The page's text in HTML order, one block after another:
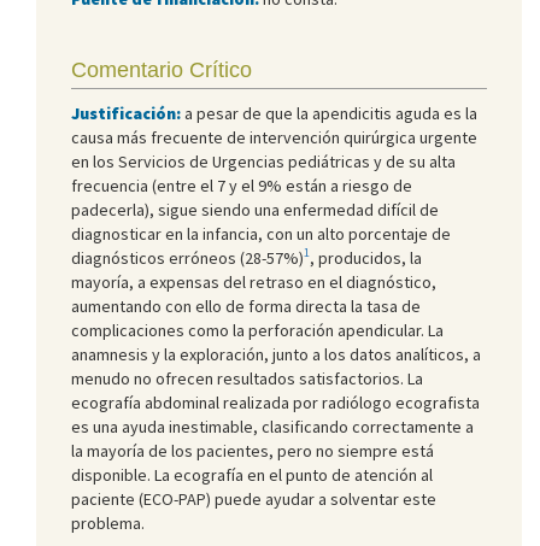
Comentario Crítico
Justificación:a pesar de que la apendicitis aguda es la
causa más frecuente de intervención quirúrgica urgente
en los Servicios de Urgencias pediátricas y de su alta
frecuencia (entre el 7 y el 9% están a riesgo de
padecerla), sigue siendo una enfermedad difícil de
diagnosticar en la infancia, con un alto porcentaje de
diagnósticos erróneos (28-57%)1, producidos, la
mayoría, a expensas del retraso en el diagnóstico,
aumentando con ello de forma directa la tasa de
complicaciones como la perforación apendicular. La
anamnesis y la exploración, junto a los datos analíticos, a
menudo no ofrecen resultados satisfactorios. La
ecografía abdominal realizada por radiólogo ecografista
es una ayuda inestimable, clasificando correctamente a
la mayoría de los pacientes, pero no siempre está
disponible. La ecografía en el punto de atención al
paciente (ECO-PAP) puede ayudar a solventar este
problema.